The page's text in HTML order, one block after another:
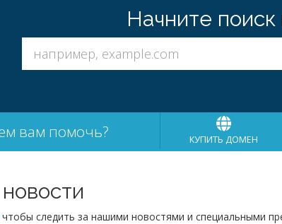
Начните
вам помочь? КУПИТЬ ДОМЕН
чтобы следить за нашими новостями и специальными